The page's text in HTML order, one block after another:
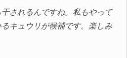
されるんですね。私もやって
キュウリが候補です。楽しみ